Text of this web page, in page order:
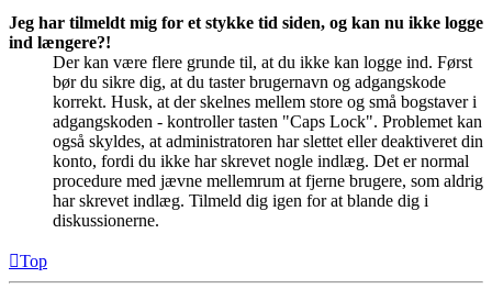
Jeg har tilmeldt mig for et stykke tid siden, og kan nu ikke logge
ind længere?!
Der kan være flere grunde til, at du ikke kan logge ind. Først
bør du sikre dig, at du taster brugernavn og adgangskode
korrekt. Husk, at der skelnes mellem store og små bogstaver i
adgangskoden - kontroller tasten "Caps Lock". Problemet kan
også skyldes, at administratoren har slettet eller deaktiveret din
konto, fordi du ikke har skrevet nogle indlæg. Det er normal
procedure med jævne mellemrum at fjerne brugere, som aldrig
har skrevet indlæg. Tilmeld dig igen for at blande dig i
diskussionerne.
Top